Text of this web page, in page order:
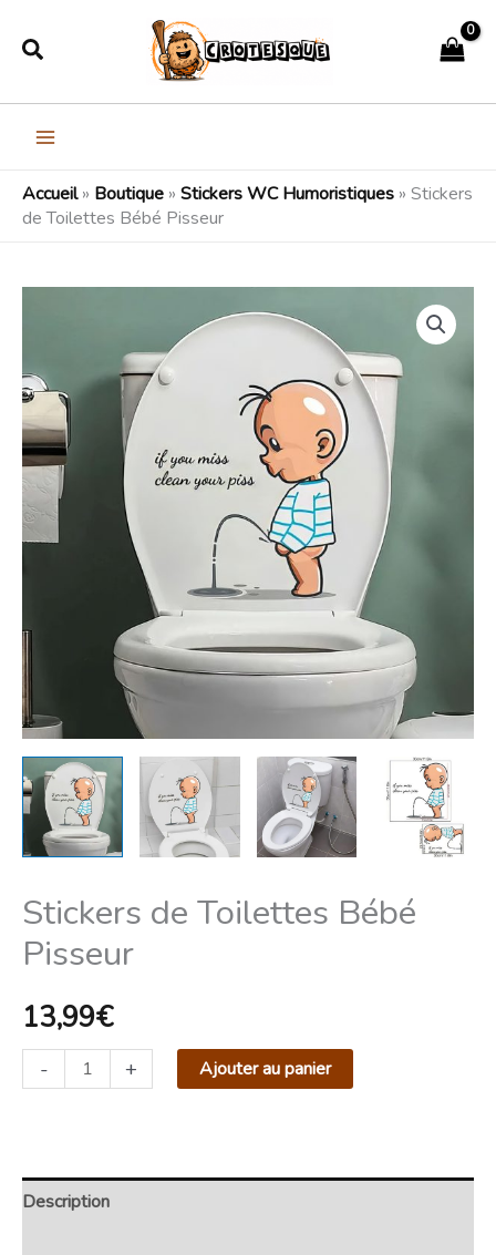
Rechercher
Accueil» Boutique » Stickers WC Humoristiques » Stickers
de Toilettes Bébé Pisseur
Stickers de Toilettes Bébé
Pisseur
13,99€
-
de
Toilettes
Bébé
Pisseur
+ Ajouter au panier
Description